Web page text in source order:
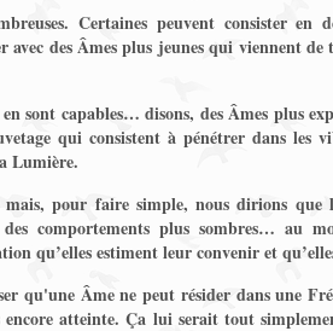
Certaines peuvent consister en
avec des Âmes plus jeunes qui viennent
sont capables… disons, des Âmes plus
qui consistent à pénétrer dans les
Lumière.
pour faire simple, nous dirions que
comportements plus sombres… au
qu’elles estiment leur convenir et
qu'une Âme ne peut résider dans une
encore atteinte. Ça lui serait tout